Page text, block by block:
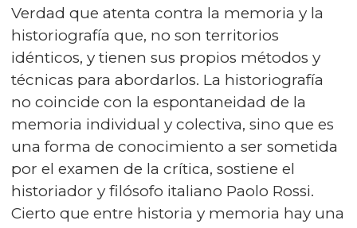
Verdad que atenta contra la memoria y la
historiografía que, no son territorios
idénticos, y tienen sus propios métodos y
técnicas para abordarlos. La historiografía
no coincide con la espontaneidad de la
memoria individual y colectiva, sino que es
una forma de conocimiento a ser sometida
por el examen de la crítica, sostiene el
historiador y filósofo italiano Paolo Rossi.
Cierto que entre historia y memoria hay una